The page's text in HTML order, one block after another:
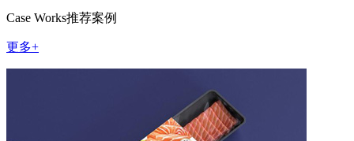
Case Works推荐案例
更多+